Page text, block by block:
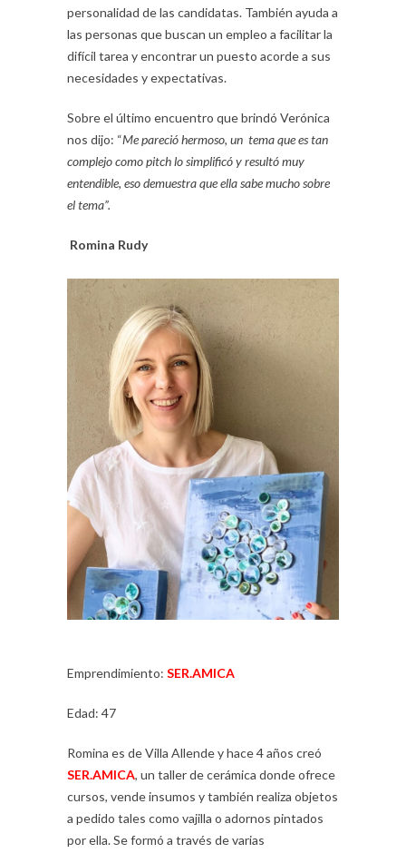
personalidad de las candidatas. También ayuda a
las personas que buscan un empleo a facilitar la
difícil tarea y encontrar un puesto acorde a sus
necesidades y expectativas.
Sobre el último encuentro que brindó Verónica
nos dijo: “Me pareció hermoso, un tema que es tan
complejo como pitch lo simplificó y resultó muy
entendible, eso demuestra que ella sabe mucho sobre
el tema”.
Romina Rudy
Emprendimiento: SER.AMICA
Edad: 47
Romina es de Villa Allende y hace 4 años creó
SER.AMICA, un taller de cerámica donde ofrece
cursos, vende insumos y también realiza objetos
a pedido tales como vajilla o adornos pintados
por ella. Se formó a través de varias